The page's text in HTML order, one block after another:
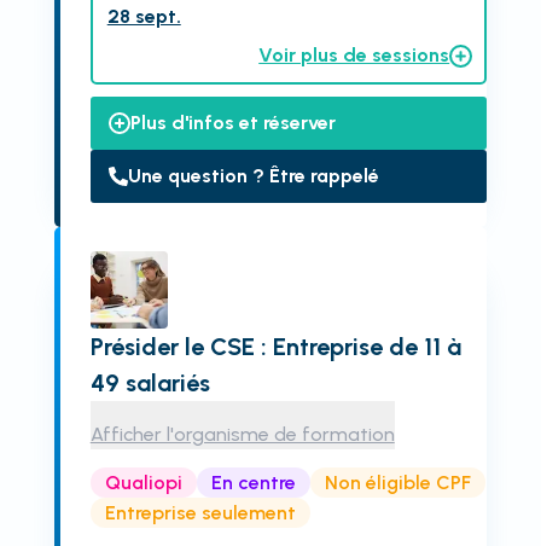
28 sept.
Voir plus de sessions
Plus d'infos et réserver
Une question ? Être rappelé
Présider le CSE : Entreprise de 11 à
49 salariés
Afficher l'organisme de formation
Qualiopi En centre
Non éligible CPF
Entreprise seulement